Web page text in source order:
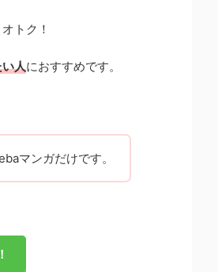
トク！
人におすすめです。
マンガだけです。